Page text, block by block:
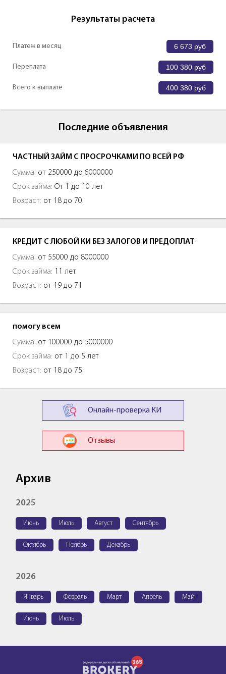
Результаты расчета
Платеж в месяц 6 673 руб
Переплата 100 380 руб
Всего к выплате 400 380 руб
Последние объявления
ЧАСТНЫЙ ЗАЙМ С ПРОСРОЧКАМИ ПО ВСЕЙ РФ
Сумма: от 250000 до 6000000
Срок займа: От 1 до 10 лет
Возраст: от 18 до 70
КРЕДИТ С ЛЮБОЙ КИ БЕЗ ЗАЛОГОВ И ПРЕДОПЛАТ
Сумма: от 55000 до 8000000
Срок займа: 11 лет
Возраст: от 19 до 71
помогу всем
Сумма: от 100000 до 5000000
Срок займа: от 1 до 5 лет
Возраст: от 18 до 75
Онлайн-проверка КИ
Отзывы
Архив
2025
Июнь Июль Август Сентябрь
Октябрь Ноябрь Декабрь
2026
Январь Февраль Март Апрель Май
Июнь Июль